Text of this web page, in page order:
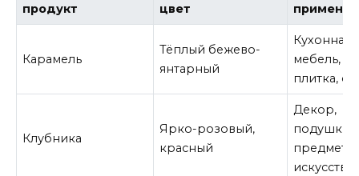
продукт
цвет
Карамель
Тёплый бежево-
янтарный
Кухонная
мебель,
плитка,
Клубника
Ярко-розовый,
красный
Декор,
подушки,
предметы
искусства